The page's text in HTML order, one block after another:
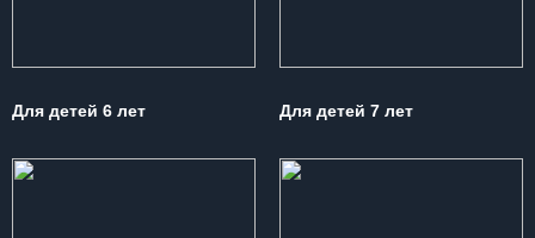
Для детей 6 лет Для детей 7 лет